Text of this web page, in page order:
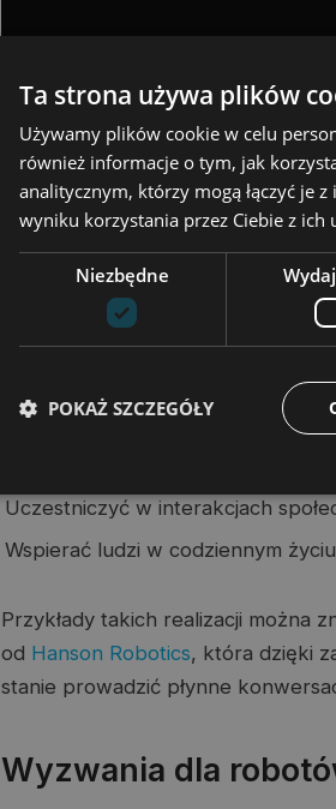
Istotną rolę odgrywa także
mózg robota. Algorytmy AI, takie
robotom na naukę, adaptację i
środowisku. Dzięki temu roboty
a nawet nauczyć się zrozumienia
postać, ale są również w stanie:
Uczestniczyć w interakcjach
Wspierać ludzi w codziennym
Przykłady takich realizacji można
od Hanson Robotics, która dzięki
stanie prowadzić płynne
Wyzwania dla
Ta strona używa plików
Używamy plików cookie w celu
również informacje o tym, jak
analitycznym, którzy mogą łączyć je
wyniku korzystania przez Ciebie z ich
Niezbędne
POKAŻ SZCZEGÓŁY